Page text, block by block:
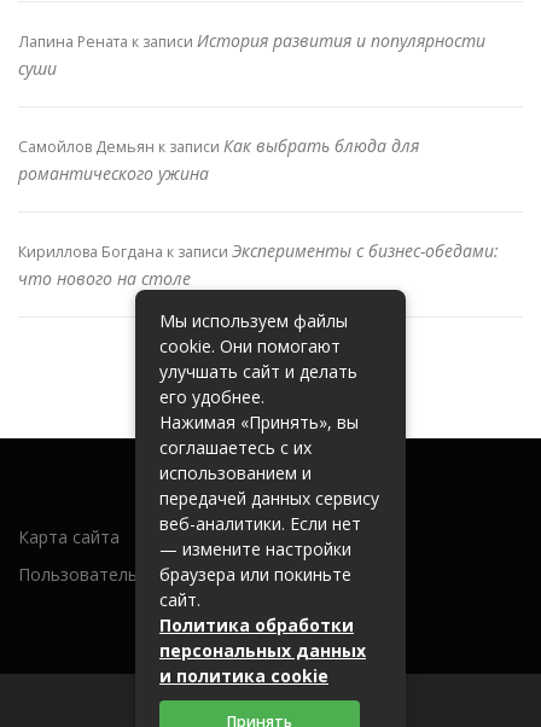
Лапина Рената к записи История развития и популярности
суши
Самойлов Демьян к записи Как выбрать блюда для
романтического ужина
Кириллова Богдана к записи Эксперименты с бизнес-обедами:
что нового на столе
Карта сайта
Пользовательское соглашение
Мы используем файлы
cookie. Они помогают
улучшать сайт и делать
его удобнее.
Нажимая «Принять», вы
соглашаетесь с их
использованием и
передачей данных сервису
веб-аналитики. Если нет
— измените настройки
браузера или покиньте
сайт.
Политика обработки
персональных данных
и политика cookie
Принять